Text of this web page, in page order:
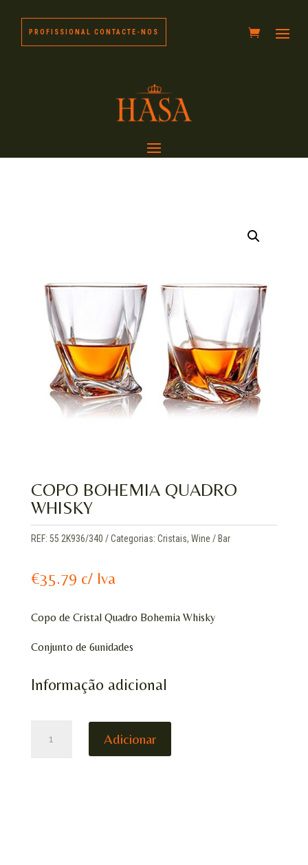
PROFISSIONAL CONTACTE-NOS
COPO BOHEMIA QUADRO
WHISKY
REF: 55 2K936/340 Categorias: Cristais, Wine / Bar
€35.79 c/ Iva
Copo de Cristal Quadro Bohemia Whisky
Conjunto de 6unidades
Informação adicional
Adicionar